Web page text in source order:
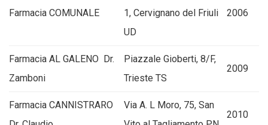
Farmacia COMUNALE
1, Cervignano del Friuli
UD
2006
Farmacia AL GALENO Dr.
Zamboni
Piazzale Gioberti, 8/F,
Trieste TS
2009
Farmacia CANNISTRARO
Via A. L Moro, 75, San
2010